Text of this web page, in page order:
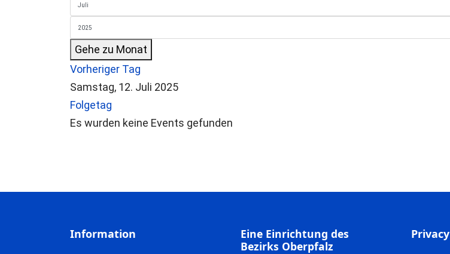
Gehe zu Monat
Vorheriger Tag
Samstag, 12. Juli 2025
Folgetag
Es wurden keine Events gefunden
Information
Eine Einrichtung des
Bezirks Oberpfalz
Privacy